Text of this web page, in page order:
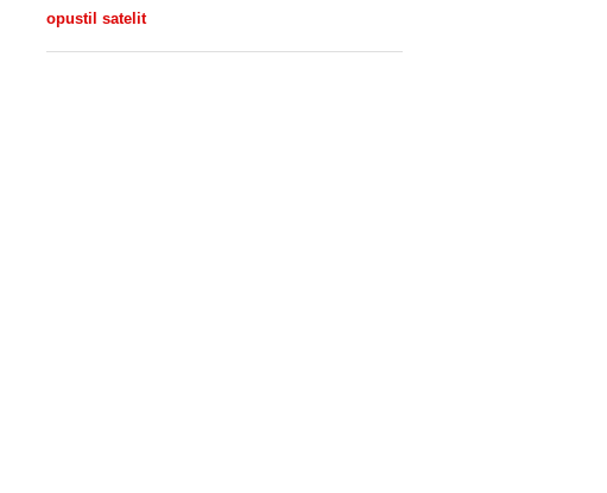
opustil satelit